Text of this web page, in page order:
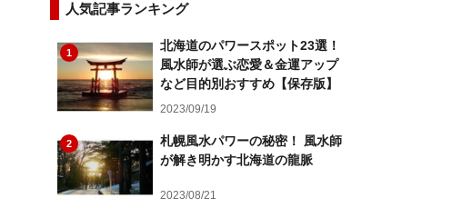
人気記事ランキング
1
北海道のパワースポット23選！
風水師が選ぶ恋愛＆金運アップ
など目的別おすすめ【保存版】
2023/09/19
2
札幌風水パワーの秘密！ 風水師
が解き明かす北海道の龍脈
2023/08/21